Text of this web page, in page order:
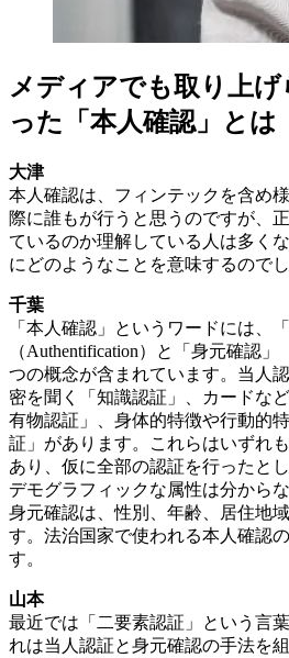
メディアでも取り上
った「本人確認」とは
大津
本人確認は、フィンテックを含め
際に誰もが行うと思うのですが、
ているのか理解している人は多く
にどのようなことを意味するのでし
千葉
「本人確認」というワードには、
（Authentification）と「身元確認」
つの概念が含まれています。当人
密を聞く「知識認証」、カードな
有物認証」、身体的特徴や行動的
証」があります。これらはいずれ
あり、仮に全部の認証を行ったと
デモグラフィックな属性は分から
身元確認は、性別、年齢、居住地
す。法治国家で使われる本人確認
す。
山本
最近では「二要素認証」という言
れは当人認証と身元確認の手法を